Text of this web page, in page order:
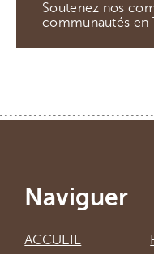
Soutenez nos
communautés en
Naviguer
ACCUEIL